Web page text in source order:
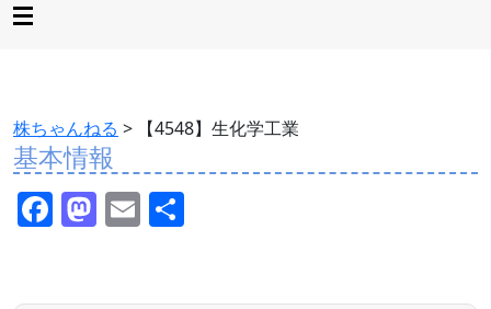
株ちゃんねる > 【4548】生化学工業
基本情報
F M E